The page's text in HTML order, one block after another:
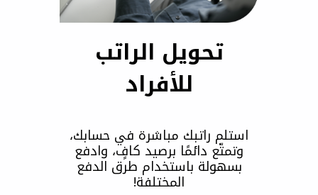
تحويل الراتب
للأفراد
استلم راتبك مباشرة في حسابك،
وتمتّع دائمًا برصيد كافٍ، وادفع
بسهولة باستخدام طرق الدفع
المختلفة!